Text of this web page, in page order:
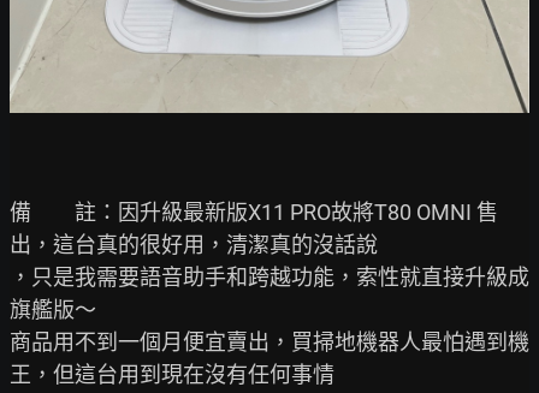
備　　註：因升級最新版X11 PRO故將T80 OMNI 售
出，這台真的很好用，清潔真的沒話說
，只是我需要語音助手和跨越功能，索性就直接升級成
旗艦版～
商品用不到一個月便宜賣出，買掃地機器人最怕遇到機
王，但這台用到現在沒有任何事情